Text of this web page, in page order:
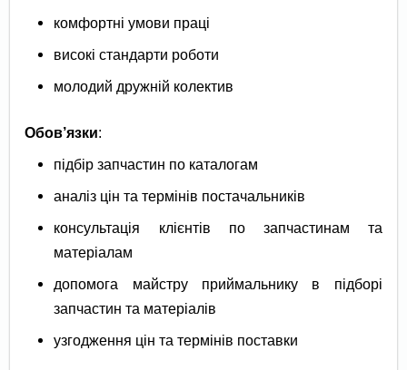
комфортні умови праці
високі стандарти роботи
молодий дружній колектив
Обов’язки:
підбір запчастин по каталогам
аналіз цін та термінів постачальників
консультація клієнтів по запчастинам та
матеріалам
допомога майстру приймальнику в підборі
запчастин та матеріалів
узгодження цін та термінів поставки